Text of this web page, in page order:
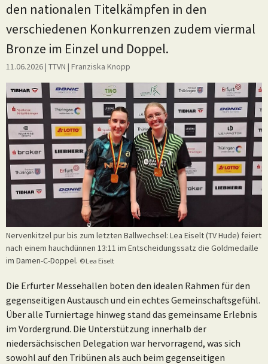
den nationalen Titelkämpfen in den
verschiedenen Konkurrenzen zudem viermal
Bronze im Einzel und Doppel.
11.06.2026| TTVN | Franziska Knopp
Nervenkitzel pur bis zum letzten Ballwechsel: Lea Eiselt (TV Hude) feiert
nach einem hauchdünnen 13:11 im Entscheidungssatz die Goldmedaille
im Damen-C-Doppel. ©Lea Eiselt
Die Erfurter Messehallen boten den idealen Rahmen für den
gegenseitigen Austausch und ein echtes Gemeinschaftsgefühl.
Über alle Turniertage hinweg stand das gemeinsame Erlebnis
im Vordergrund. Die Unterstützung innerhalb der
niedersächsischen Delegation war hervorragend, was sich
sowohl auf den Tribünen als auch beim gegenseitigen